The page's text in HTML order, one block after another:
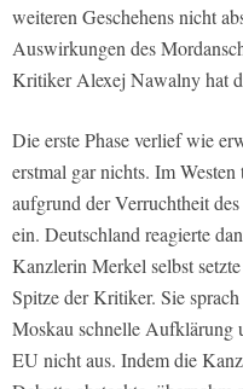
weiteren Geschehens nicht
Auswirkungen des
Kritiker Alexej Nawalny hat
Die erste Phase verlief wie
erstmal gar nichts. Im
aufgrund der Verruchtheit
ein. Deutschland reagierte
Kanzlerin Merkel selbst
Spitze der Kritiker. Sie
Moskau schnelle Aufklärung
EU nicht aus. Indem die